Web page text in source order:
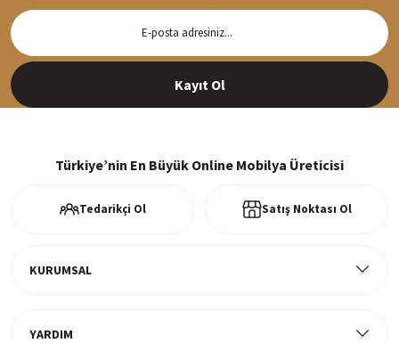
Siparişleriniz en kısa sürede hazırlanarak kargoya verilir
Kayıt Ol
Türkiye’nin En Büyük Online Mobilya Üreticisi
Tedarikçi Ol Satış Noktası Ol
KURUMSAL
YARDIM